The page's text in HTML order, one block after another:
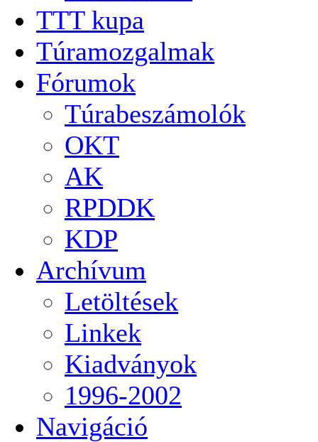
TTT kupa
Túramozgalmak
Fórumok
Túrabeszámolók
OKT
AK
RPDDK
KDP
Archívum
Letöltések
Linkek
Kiadványok
1996-2002
Navigáció